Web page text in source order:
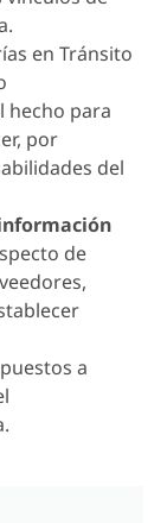
en Tránsito
hecho para
por
del
de
a